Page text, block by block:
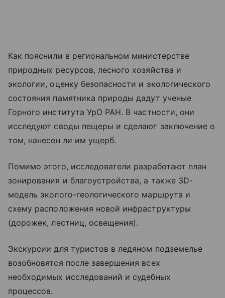
Как пояснили в региональном министерстве
природных ресурсов, лесного хозяйства и
экологии, оценку безопасности и экологического
состояния памятника природы дадут ученые
Горного института УрО РАН. В частности, они
исследуют своды пещеры и сделают заключение о
том, нанесен ли им ущерб.
Помимо этого, исследователи разработают план
зонирования и благоустройства, а также 3D-
модель эколого-геологического маршрута и
схему расположения новой инфраструктуры
(дорожек, лестниц, освещения).
Экскурсии для туристов в ледяном подземелье
возобновятся после завершения всех
необходимых исследований и судебных
процессов.